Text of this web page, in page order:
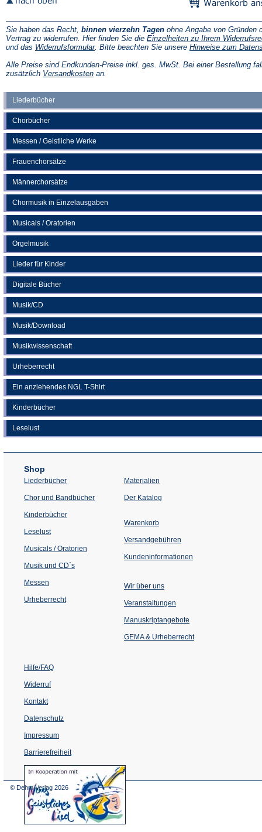
Liederbücher
Chorbücher
Messen / Geistliche Werke
Frauenchorsätze
Männerchorsätze
Chormusik in Einzelausgaben
Musicals / Oratorien
Orgelmusik
Lieder für Kinder
Digitale Bücher
Musik/CD
Musik/Download
Musikwissenschaft
Urheberrecht
Ein anziehendes NGL T-Shirt
Kinderbücher
Leselust
Sie haben das Recht, binnen vierzehn Tagen ohne Angabe von Gründen
Vertrag zu widerrufen. Hier finden Sie die Einzelheiten zu Ihrem
und das Widerrufsformular(Öffnet
einem
neuen
. Bitte beachten Sie unsere Hinweise zum
Alle Preise sind Endkunden-Preise inkl. ges. MwSt. Bei einer Bestellung
zusätzlich Versandkosten(Öffnet
an.
Shop
Liederbücher
Chor und Bandbücher
Kinderbücher
Leselust
Musicals / Oratorien
Musik und CD´s
Messen
Urheberrecht
Materialien
Der Katalog
Warenkorb
Versandgebühren
Kundeninformationen
Wir über uns
Veranstaltungen
einem
Tab)
Manuskriptangebote
GEMA & Urheberrecht
Hilfe/FAQ
Widerruf
Kontakt
Datenschutz
Impressum
Barrierefreiheit
(Öffnet
in
© Dehm Verlag 2026